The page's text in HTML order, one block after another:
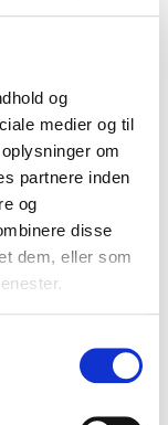
og
medier og til
om
partnere inden
og
disse
dem, eller som
kopnudler